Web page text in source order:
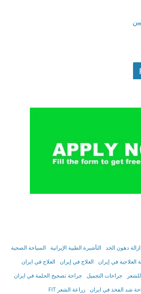
ازالة دهون الخد التأشیرة الطبیة الإیرانیة
السياحة الصحية
العلاجیة في إیران العلاج في إيران
العلاج في ايران
جراحات التجميل
جراحة تصحيح الحلمة في ايران
شد الفخذ في ايران
زراعة الشعر FIT